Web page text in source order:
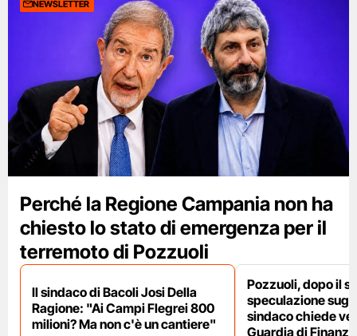
NEWSLETTER
Perché la Regione Campania non ha
chiesto lo stato di emergenza per il
terremoto di Pozzuoli
Il sindaco di Bacoli Josi Della
Ragione: "Ai Campi Flegrei 800
milioni? Ma non c'è un cantiere"
Pozzuoli, dopo il
speculazione
sindaco chiede
Guardia di Finanza